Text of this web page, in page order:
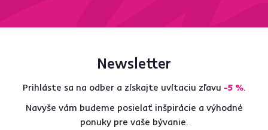
Newsletter
Prihláste sa na odber a získajte uvítaciu zľavu -5 %.
Navyše vám budeme posielať inšpirácie a výhodné
ponuky pre vaše bývanie.